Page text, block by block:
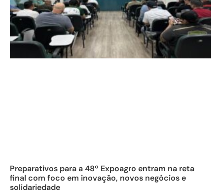
Preparativos para a 48ª Expoagro entram na reta
final com foco em inovação, novos negócios e
solidariedade